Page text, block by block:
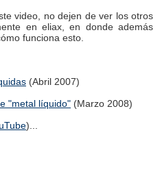
video, no dejen de ver los otros
en eliax, en donde además
funciona esto.
(Abril 2007)
"metal líquido" (Marzo 2008)
)...